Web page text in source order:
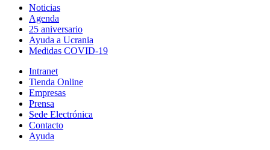
Noticias
Agenda
25 aniversario
Ayuda a Ucrania
Medidas COVID-19
Intranet
Tienda Online
Empresas
Prensa
Sede Electrónica
Contacto
Ayuda